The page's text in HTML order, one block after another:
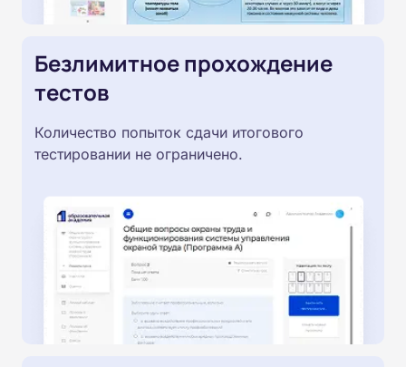
Безлимитное прохождение
тестов
Количество попыток сдачи итогового
тестировании не ограничено.